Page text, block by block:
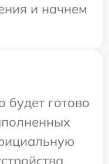
и начнем
будет готово